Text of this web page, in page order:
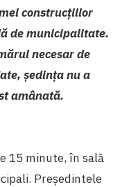
construcțiilor
de municipalitate.
necesar de
ședința nu a
amânată.
15 minute, în sală
Președintele